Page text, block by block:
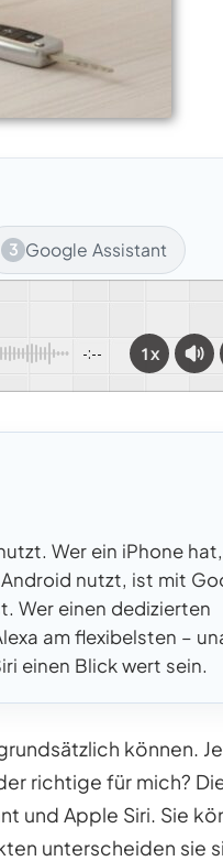
3 Google Assistant
-:-- 1x
Wer ein iPhone
nutzt, ist mit
Wer einen dedizierten
am flexibelsten –
einen Blick wert sein.
können.
richtige für mich?
und Apple Siri. Sie
unterscheiden sie